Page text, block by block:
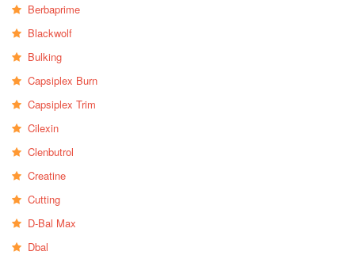
Berbaprime
Blackwolf
Bulking
Capsiplex Burn
Capsiplex Trim
Cilexin
Clenbutrol
Creatine
Cutting
D-Bal Max
Dbal